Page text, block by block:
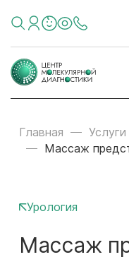
Главная Услуги
Массаж
Урология
Массаж